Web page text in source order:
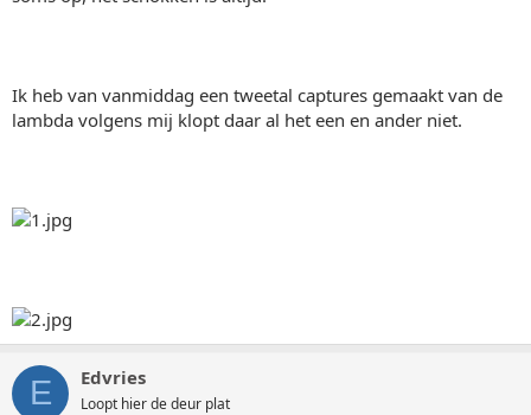
Ik heb van vanmiddag een tweetal captures gemaakt van de
lambda volgens mij klopt daar al het een en ander niet.
E Edvries
Loopt hier de deur plat